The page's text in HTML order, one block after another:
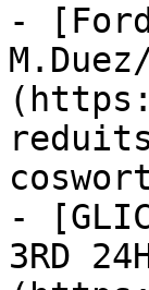
-
-
3RD